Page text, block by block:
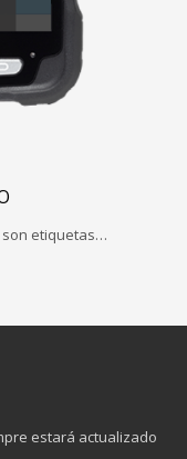
son etiquetas…
estará actualizado